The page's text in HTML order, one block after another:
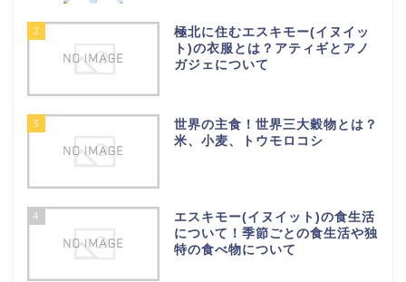
2
極北に住むエスキモー(イヌイッ
ト)の衣服とは？アティギとアノ
ガジェについて
3
世界の主食！世界三大穀物とは？
米、小麦、トウモロコシ
4
エスキモー(イヌイット)の食生活
について！季節ごとの食生活や独
特の食べ物について